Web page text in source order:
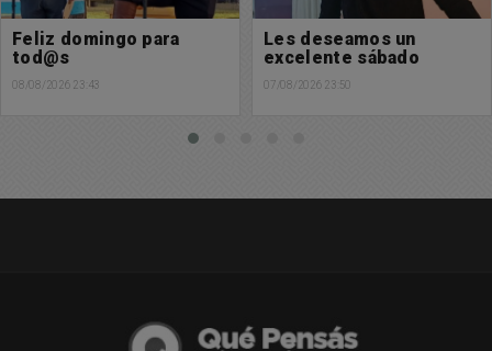
Les deseamos un
excelente sábado
07/08/2026 23:50
Alerta Metereológico:
Se esperan fuertes
tormentas para las
próximas horas